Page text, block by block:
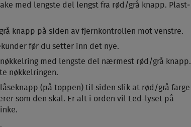
med lengste del lengst fra rød/grå knapp. Plast­
knapp på siden av fjern­kontrollen mot venstre.
før du setter inn det nye.
med lengste del nærmest rød/grå knapp.
nøkkel­ringen.
(på toppen) til siden slik at rød/grå farge
som den skal. Er alt i orden vil Led-lyset på